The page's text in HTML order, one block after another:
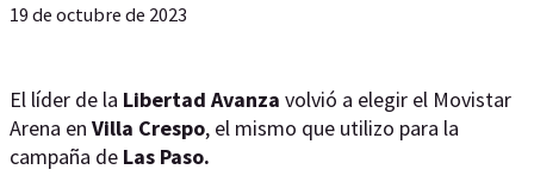
19 de octubre de 2023
El líder de la Libertad Avanza volvió a elegir el Movistar
Arena en Villa Crespo, el mismo que utilizo para la
campaña de Las Paso.